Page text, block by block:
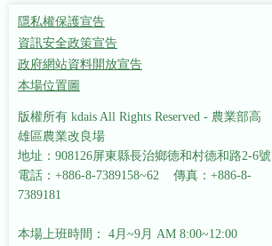
隱私權保護宣告
資訊安全政策宣告
政府網站資料開放宣告
本場位置圖
版權所有 kdais All Rights Reserved - 農業部高
雄區農業改良場
地址：908126屏東縣長治鄉德和村德和路2-6號
電話：+886-8-7389158~62 傳真：+886-8-
7389181
本場上班時間： 4月~9月 AM 8:00~12:00